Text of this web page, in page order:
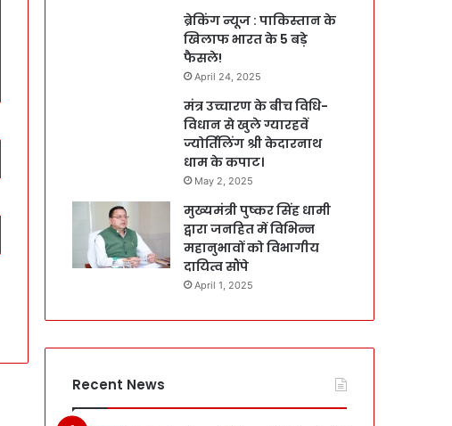
ब्रेकिंग न्यूज : पाकिस्तान के
खिलाफ भारत के 5 बड़े
फैसले!
April 24, 2025
मंत्र उच्चारण के बीच विधि-
विधान से खुले ग्यारहवें
ज्योर्तिलिंग श्री केदारनाथ
धाम के कपाट।
May 2, 2025
मुख्यमंत्री पुष्कर सिंह धामी
द्वारा जनहित में विभिन्न
महानुभावों को विभागीय
दायित्व सौंपे
April 1, 2025
Recent News